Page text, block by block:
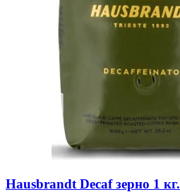
Hausbrandt Decaf зерно 1 кг.